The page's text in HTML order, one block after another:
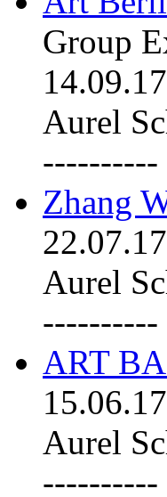
Group
14.09.17
Aurel
----------
Zhang
22.07.17
Aurel
----------
ART
15.06.17
Aurel
----------